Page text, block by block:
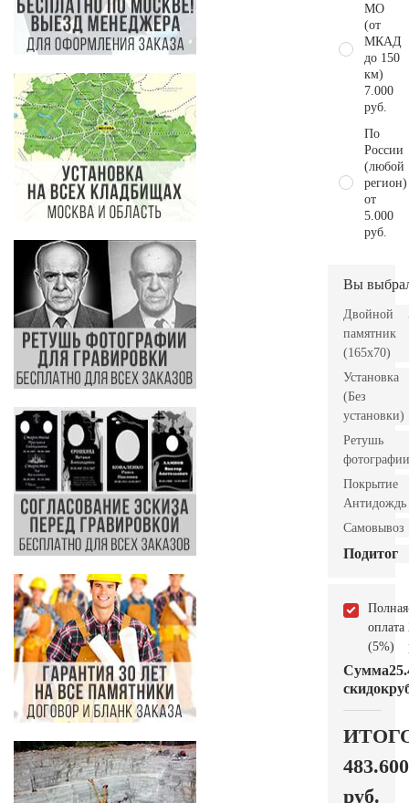
МО
(от
МКАД
до 150
км)
7.000
руб.
По
России
(любой
регион)
от
5.000
руб.
Вы
Двойной
памятник
(165x70)
Установка
(Без
установки)
Ретушь
фотографии
Покрытие
Антидождь
Самовывоз
Подитог
Полная
оплата
(5%)
Сумма
скидок
483.600
руб.